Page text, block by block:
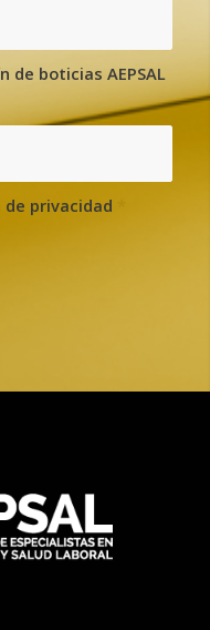
de boticias AEPSAL
privacidad